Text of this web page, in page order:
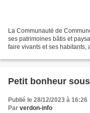
La Communauté de
ses patrimoines bâtis et
faire vivants et ses habitants,
Petit bonheur
Publié le 28/12/2023 à 16:26
Par verdon-info